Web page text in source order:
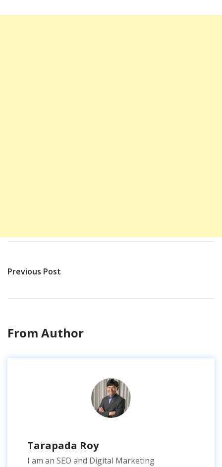
Previous Post
From Author
Tarapada Roy
I am an SEO and Digital Marketing